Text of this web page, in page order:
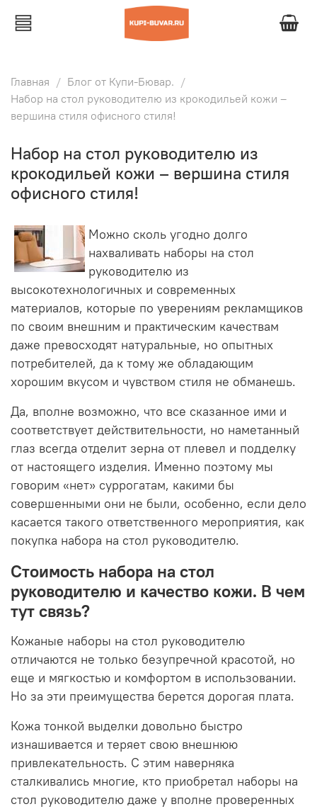
Главная
Блог от Купи-Бювар.
Набор на стол руководителю из крокодильей кожи –
вершина стиля офисного стиля!
Набор на стол руководителю из
крокодильей кожи – вершина стиля
офисного стиля!
Можно сколь угодно долго
нахваливать наборы на стол
руководителю из
высокотехнологичных и современных
материалов, которые по уверениям рекламщиков
по своим внешним и практическим качествам
даже превосходят натуральные, но опытных
потребителей, да к тому же обладающим
хорошим вкусом и чувством стиля не обманешь.
Да, вполне возможно, что все сказанное ими и
соответствует действительности, но наметанный
глаз всегда отделит зерна от плевел и подделку
от настоящего изделия. Именно поэтому мы
говорим «нет» суррогатам, какими бы
совершенными они не были, особенно, если дело
касается такого ответственного мероприятия, как
покупка набора на стол руководителю.
Стоимость набора на стол
руководителю и качество кожи. В чем
тут связь?
Кожаные наборы на стол руководителю
отличаются не только безупречной красотой, но
еще и мягкостью и комфортом в использовании.
Но за эти преимущества берется дорогая плата.
Кожа тонкой выделки довольно быстро
изнашивается и теряет свою внешнюю
привлекательность. С этим наверняка
сталкивались многие, кто приобретал наборы на
стол руководителю даже у вполне проверенных